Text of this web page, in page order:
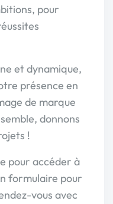
pour
et dynamique,
présence en
de marque
donnons
!
pour accéder à
formulaire pour
vous avec